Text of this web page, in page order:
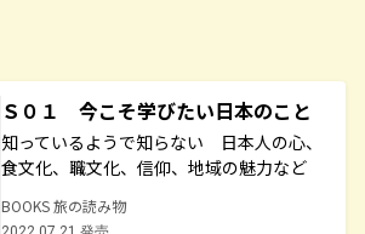
Ｓ０１ 今こそ学びたい日本のこと
知っているようで知らない 日本人の心、
食文化、職文化、信仰、地域の魅力など
BOOKS 旅の読み物